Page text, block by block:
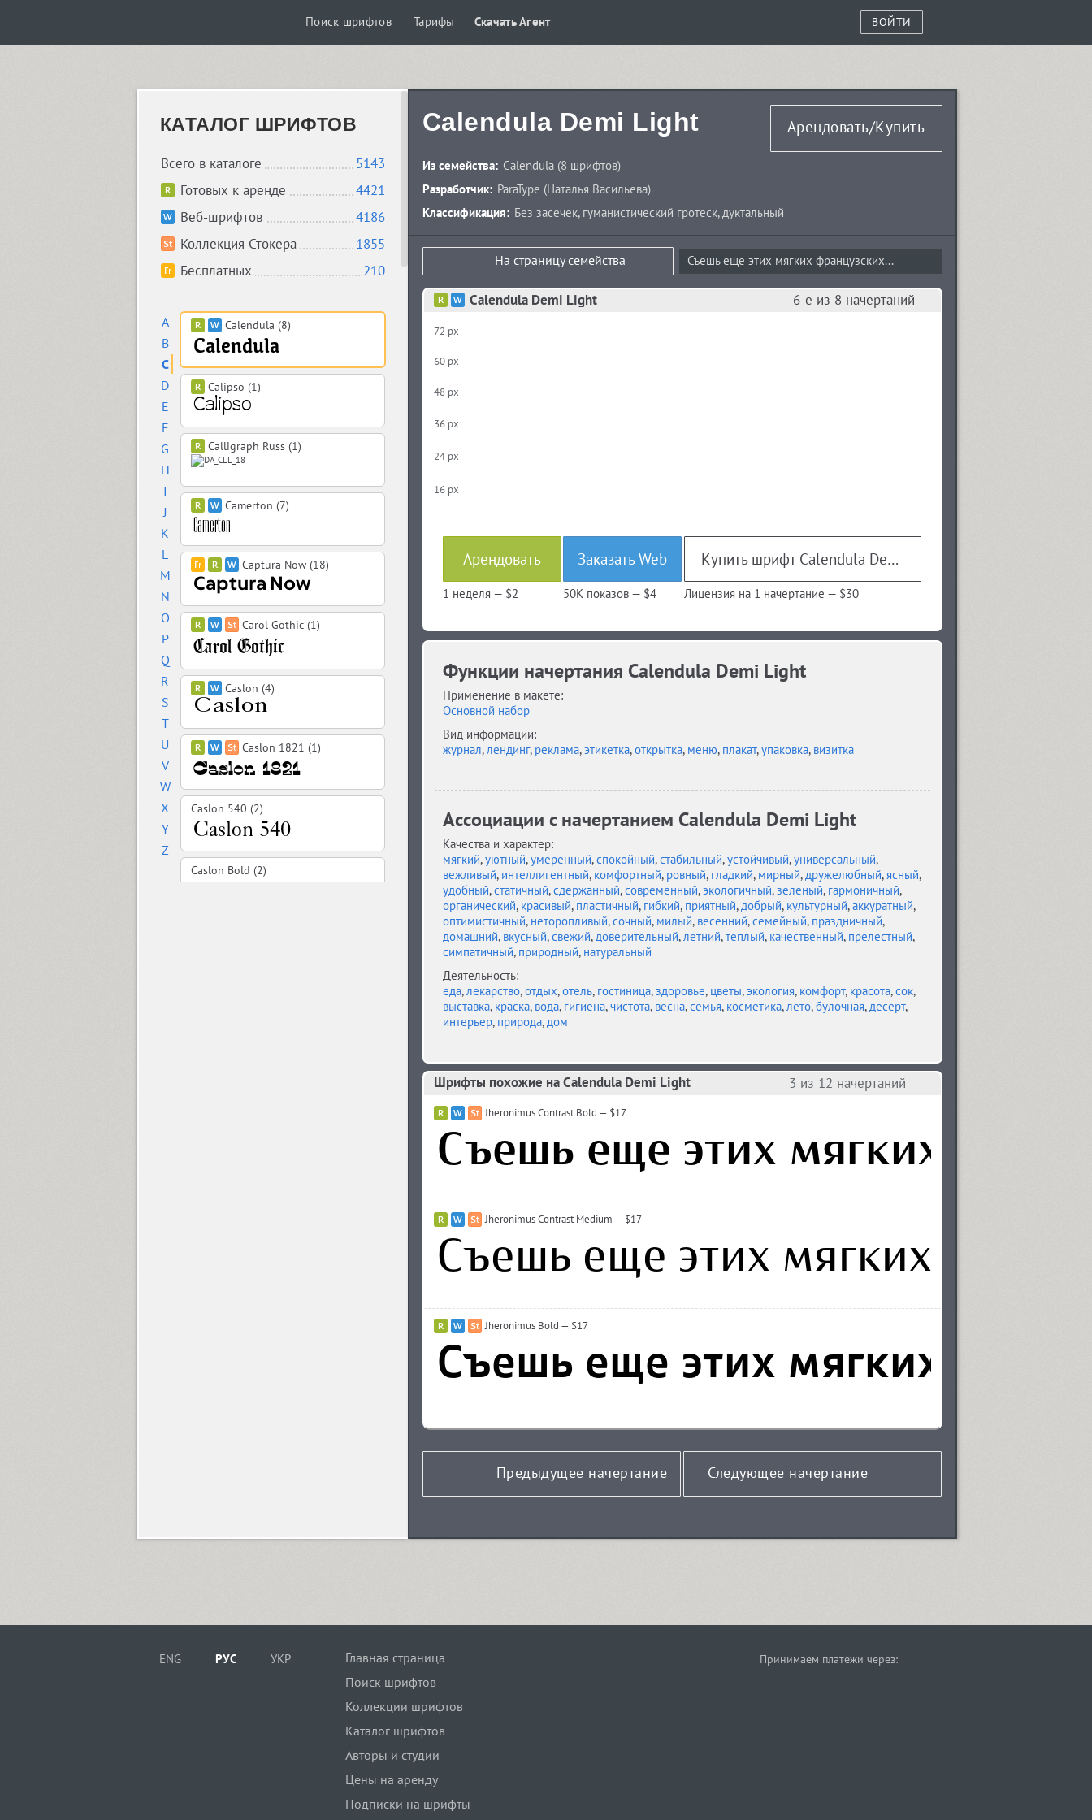
Поиск шрифтов Тарифы Скачать Агент ВОЙТИ
КАТАЛОГ ШРИФТОВ
Всего в каталоге
5143
Готовых к аренде
4421
Веб-шрифтов
4186
Коллекция Стокера
1855
Бесплатных
210
A
B
C
D
E
F
G
H
I
J
K
L
M
N
O
P
Q
R
S
T
U
V
W
X
Y
Z
Calendula (8)
Calipso (1)
Calligraph Russ (1)
Camerton (7)
Captura Now (18)
Carol Gothic (1)
Caslon (4)
Caslon 1821 (1)
Caslon 540 (2)
Caslon Bold (2)
Citadina (12)
Calendula Demi Light Арендовать/Купить
Из семейства: Calendula (8 шрифтов)
Разработчик: ParaType (Наталья Васильева)
Классификация: Без засечек, гуманистический гротеск,дуктальный
На страницу семейства Съешь еще этих мягких французских...
Calendula Demi Light 6-е из 8 начертаний
72 px
60 px
48 px
36 px
24 px
16 px
Арендовать
1 неделя — $2
Заказать Web
50K показов — $4
Купить шрифт Calendula Demi Light
Лицензия на 1 начертание — $30
Функции начертания Calendula Demi Light
Применение в макете:
Основной набор
Вид информации:
журнал,лендинг, реклама,этикетка,открытка, меню, плакат,упаковка, визитка
Ассоциации c начертанием Calendula Demi Light
Качества и характер:
мягкий,уютный,умеренный,спокойный,стабильный,устойчивый,универсальный,
вежливый, интеллигентный, комфортный, ровный, гладкий, мирный,дружелюбный,ясный,
удобный,статичный,сдержанный,современный,экологичный,зеленый, гармоничный,
органический, красивый, пластичный, гибкий, приятный,добрый, культурный,аккуратный,
оптимистичный, неторопливый,сочный, милый, весенний,семейный, праздничный,
домашний, вкусный,свежий,доверительный,летний,теплый, качественный, прелестный,
симпатичный, природный, натуральный
Деятельность:
еда,лекарство,отдых,отель, гостиница,здоровье, цветы,экология, комфорт, красота,сок,
выставка, краска, вода, гигиена,чистота, весна,семья, косметика,лето,булочная,десерт,
интерьер, природа,дом
Шрифты похожие на Calendula Demi Light 3 из 12 начертаний
Jheronimus Contrast Bold — $17
Jheronimus Contrast Medium — $17
Jheronimus Bold — $17
Предыдущее начертание Следующее начертание
ENG РУС УКР
Главная страница
Поиск шрифтов
Коллекции шрифтов
Каталог шрифтов
Авторы и студии
Цены на аренду
Подписки на шрифты
Принимаем платежи через: